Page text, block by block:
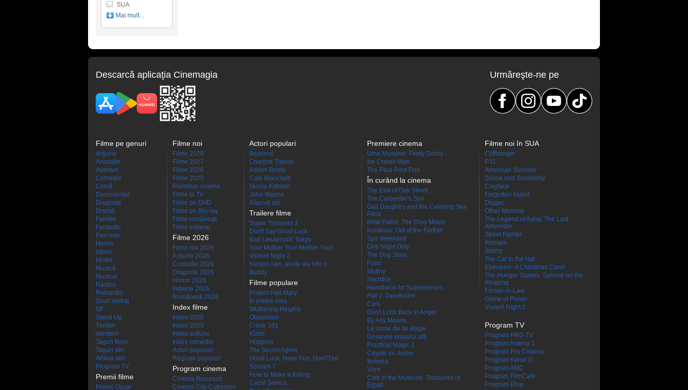
SUA
Mai mult...
Descarcă aplicaţia Cinemagia Urmăreşte-ne pe
Filme pe genuri
Acţiune
Animaţie
Aventuri
Comedie
Crimă
Documentar
Dragoste
Dramă
Familie
Fantastic
Film noir
Horror
Istoric
Mister
Muzică
Muzical
Război
Romantic
Scurt metraj
SF
Stand Up
Thriller
Western
Taguri filme
Taguri stiri
Arhiva stiri
Program TV
Premii filme
Premii Oscar
Filme noi
Filme 2028
Filme 2027
Filme 2026
Filme 2025
Premiere cinema
Filme la TV
Filme pe DVD
Filme pe Blu-ray
Filme româneşti
Filme indiene
Filme 2026
Filme noi 2026
Actiune 2026
Comedie 2026
Dragoste 2026
Horror 2026
Indiene 2026
Româneşti 2026
Index filme
Index 2026
Index 2025
Index acţiune
Index comedie
Actori populari
Regizori populari
Program cinema
Cinema Bucuresti
Cinema City Cotroceni
Actori populari
Beyoncé
Charlize Theron
Adrien Brody
Cate Blanchett
Nicole Kidman
John Wayne
Născuţi azi
Trailere filme
Super Troopers 3
Don't Say Good Luck
Bad Lieutenant: Tokyo
Your Mother Your Mother Your...
Violent Night 2
Nelson-san, anata wa hito o...
Buddy
Filme populare
Project Hail Mary
În pielea mea
Wuthering Heights
Obsession
Crime 101
Kîzîm
Hoppers
The Secret Agent
Good Luck, Have Fun, Don't Die
Scream 7
How to Make a Killing
Cazul Samca
Premiere cinema
Uma Musume: Pretty Derby -...
Ice Cream Man
The Pout-Pout Fish
În curând la cinema
The End of Oak Street
The Carpenter's Son
Gail Daughtry and the Celebrity Sex
Pass
PAW Patrol: The Dino Movie
Insidious: Out of the Further
Spa Weekend
One Night Only
The Dog Stars
Fuori
Mutiny
Sacrifice
Handbook for Superheroes
Fall 2: Deadpoint
Cars
Don't Look Back in Anger
By Any Means
Le crime du 3e étage
Dosarele orașului alb
Practical Magic 2
Coyote vs. Acme
Iertarea
Värn
Cats in the Museum: Treasures of
Egypt
Filme noi în SUA
Cliffhanger
P31
American Summer
Sense and Sensibility
Clayface
Forgotten Island
Digger
Other Mommy
The Legend of Aang: The Last
Airbender
Street Fighter
Remain
Jimmy
The Cat in the Hat
Ebenezer: A Christmas Carol
The Hunger Games: Sunrise on the
Reaping
Focker-in-Law
Game of Power
Violent Night 2
Program TV
Program PRO TV
Program Antena 1
Program Pro Cinema
Program Kanal D
Program AMC
Program FilmCafe
Program Diva